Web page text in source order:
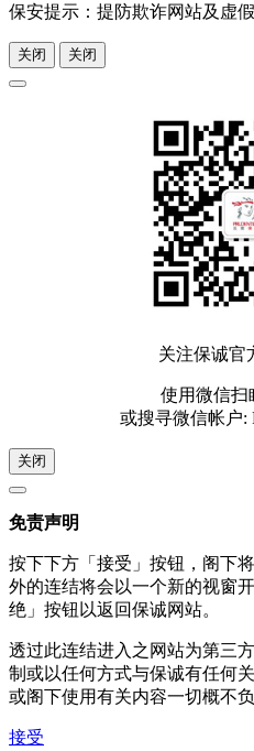
保安提示：提防欺诈网站及虚
关闭 关闭
关注保诚官
使用微信扫
或搜寻微信帐户:
关闭
免责声明
按下下方「接受」按钮，阁下
外的连结将会以一个新的视窗
绝」按钮以返回保诚网站。
透过此连结进入之网站为第三
制或以任何方式与保诚有任何
或阁下使用有关内容一切概不负
接受